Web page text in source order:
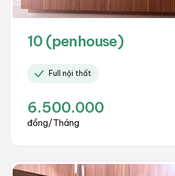
10 (penhouse)
Full nội thất
6.500.000
đồng/Tháng